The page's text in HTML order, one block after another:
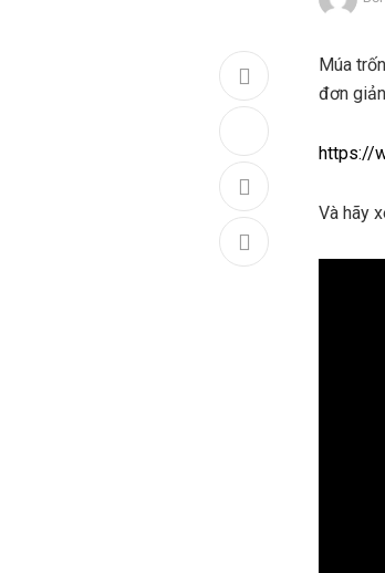
Múa
đơn
https://
Và hãy